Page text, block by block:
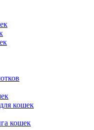
кошек
кошек